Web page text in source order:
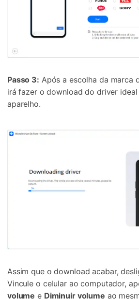
Passo 3: Após a escolha da marca
irá fazer o download do driver ideal
aparelho.
Assim que o download acabar,
Vincule o celular ao computador,
volume e Diminuir volume ao